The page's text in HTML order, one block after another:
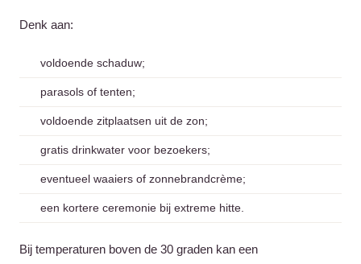
Denk aan:
voldoende schaduw;
parasols of tenten;
voldoende zitplaatsen uit de zon;
gratis drinkwater voor bezoekers;
eventueel waaiers of zonnebrandcrème;
een kortere ceremonie bij extreme hitte.
Bij temperaturen boven de 30 graden kan een